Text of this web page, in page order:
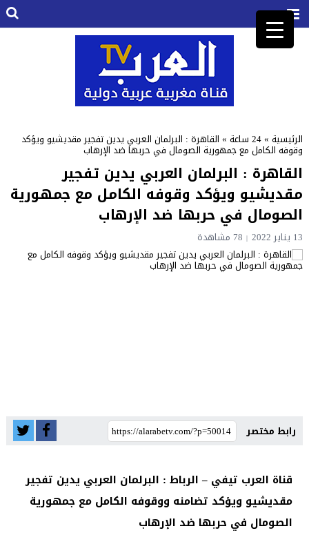
الرئيسية »24 ساعة »القاهرة : البرلمان العربي يدين تفجير مقديشيو ويؤكد
وقوفه الكامل مع جمهورية الصومال في حربها ضد الإرهاب
القاهرة : البرلمان العربي يدين تفجير
مقديشيو ويؤكد وقوفه الكامل مع جمهورية
الصومال في حربها ضد الإرهاب
13 يناير 2022 78 مشاهدة
رابط مختصر
قناة العرب تيفي – الرباط : البرلمان العربي يدين تفجير
مقديشيو ويؤكد تضامنه ووقوفه الكامل مع جمهورية
الصومال في حربها ضد الإرهاب